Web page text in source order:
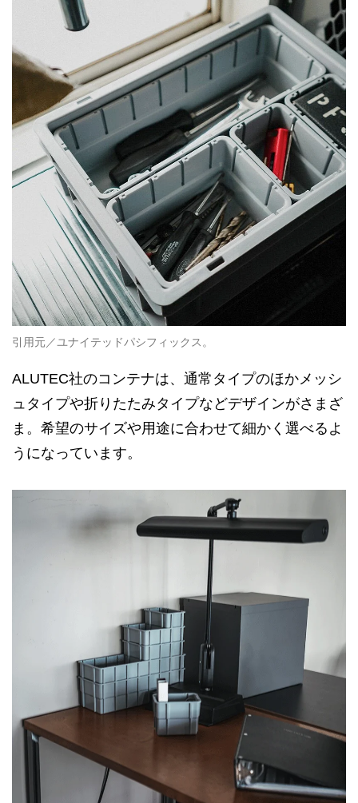
引用元／ユナイテッドパシフィックス。
ALUTEC社のコンテナは、通常タイプのほかメッシ
ュタイプや折りたたみタイプなどデザインがさまざ
ま。希望のサイズや用途に合わせて細かく選べるよ
うになっています。